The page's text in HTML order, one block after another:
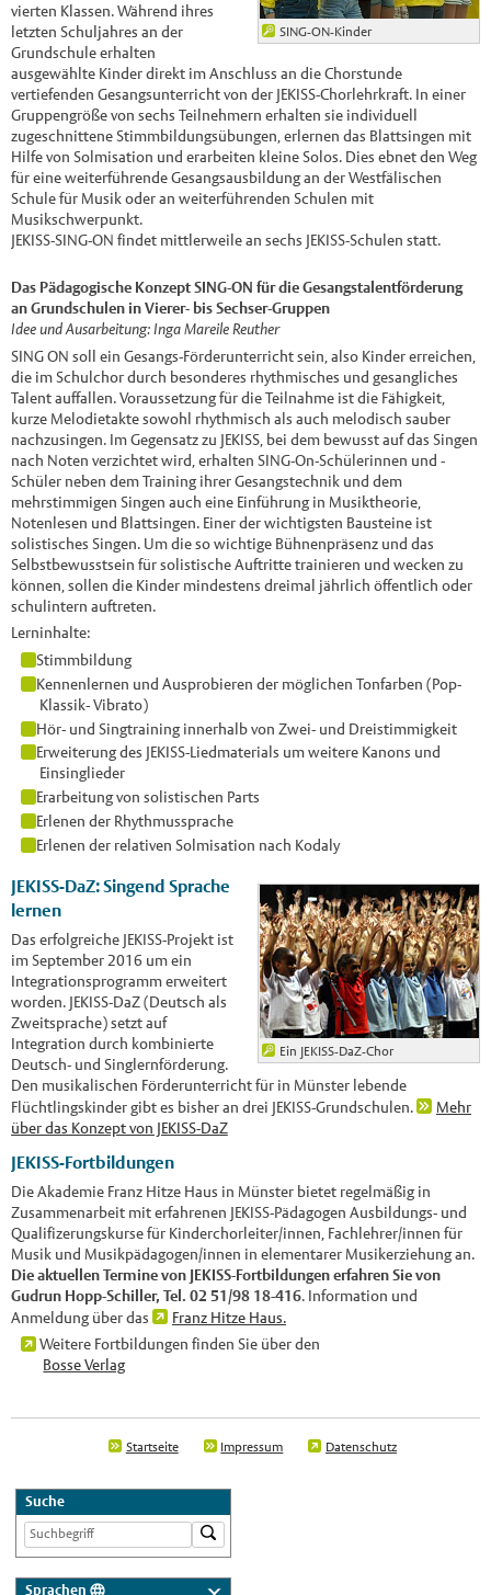
SING-ON-Kinder
vierten Klassen. Während ihres
letzten Schuljahres an der
Grundschule erhalten
ausgewählte Kinder direkt im Anschluss an die Chorstunde
vertiefenden Gesangsunterricht von der JEKISS-Chorlehrkraft. In einer
Gruppengröße von sechs Teilnehmern erhalten sie individuell
zugeschnittene Stimmbildungsübungen, erlernen das Blattsingen mit
Hilfe von Solmisation und erarbeiten kleine Solos. Dies ebnet den Weg
für eine weiterführende Gesangsausbildung an der Westfälischen
Schule für Musik oder an weiterführenden Schulen mit
Musikschwerpunkt.
JEKISS-SING-ON findet mittlerweile an sechs JEKISS-Schulen statt.
Das Pädagogische Konzept SING-ON für die Gesangstalentförderung
an Grundschulen in Vierer- bis Sechser-Gruppen
Idee und Ausarbeitung: Inga Mareile Reuther
SING ON soll ein Gesangs-Förderunterricht sein, also Kinder erreichen,
die im Schulchor durch besonderes rhythmisches und gesangliches
Talent auffallen. Voraussetzung für die Teilnahme ist die Fähigkeit,
kurze Melodietakte sowohl rhythmisch als auch melodisch sauber
nachzusingen. Im Gegensatz zu JEKISS, bei dem bewusst auf das Singen
nach Noten verzichtet wird, erhalten SING-On-Schülerinnen und -
Schüler neben dem Training ihrer Gesangstechnik und dem
mehrstimmigen Singen auch eine Einführung in Musiktheorie,
Notenlesen und Blattsingen. Einer der wichtigsten Bausteine ist
solistisches Singen. Um die so wichtige Bühnenpräsenz und das
Selbstbewusstsein für solistische Auftritte trainieren und wecken zu
können, sollen die Kinder mindestens dreimal jährlich öffentlich oder
schulintern auftreten.
Lerninhalte:
Stimmbildung
Kennenlernen und Ausprobieren der möglichen Tonfarben (Pop-
Klassik- Vibrato)
Hör- und Singtraining innerhalb von Zwei- und Dreistimmigkeit
Erweiterung des JEKISS-Liedmaterials um weitere Kanons und
Einsinglieder
Erarbeitung von solistischen Parts
Erlenen der Rhythmussprache
Erlenen der relativen Solmisation nach Kodaly
Ein JEKISS-DaZ-Chor
JEKISS-DaZ: Singend Sprache
lernen
Das erfolgreiche JEKISS-Projekt ist
im September 2016 um ein
Integrationsprogramm erweitert
worden. JEKISS-DaZ (Deutsch als
Zweitsprache) setzt auf
Integration durch kombinierte
Deutsch- und Singlernförderung.
Den musikalischen Förderunterricht für in Münster lebende
Flüchtlingskinder gibt es bisher an drei JEKISS-Grundschulen.
Mehr
über das Konzept von JEKISS-DaZ
JEKISS-Fortbildungen
Die Akademie Franz Hitze Haus in Münster bietet regelmäßig in
Zusammenarbeit mit erfahrenen JEKISS-Pädagogen Ausbildungs- und
Qualifizerungskurse für Kinderchorleiter/innen, Fachlehrer/innen für
Musik und Musikpädagogen/innen in elementarer Musikerziehung an.
Die aktuellen Termine von JEKISS-Fortbildungen erfahren Sie von
Gudrun Hopp-Schiller, Tel. 02 51/98 18-416. Information und
Anmeldung über das
Franz Hitze Haus.
Weitere Fortbildungen finden Sie über den
Bosse Verlag
Startseite Impressum Datenschutz
Suche
Sprachen